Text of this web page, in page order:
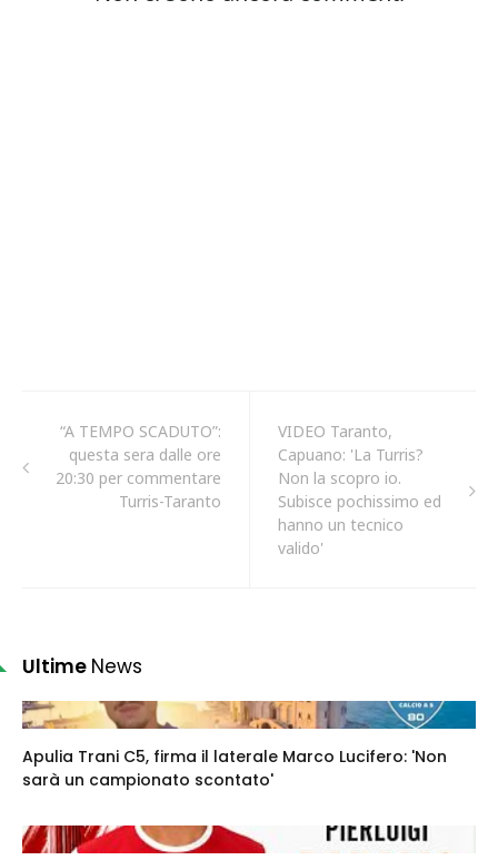
“A TEMPO SCADUTO”:
questa sera dalle ore
20:30 per commentare
Turris-Taranto
VIDEO Taranto,
Capuano: 'La Turris?
Non la scopro io.
Subisce pochissimo ed
hanno un tecnico
valido'
Ultime News
Apulia Trani C5, firma il laterale Marco Lucifero: 'Non
sarà un campionato scontato'